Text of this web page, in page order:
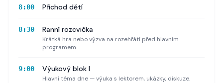
8:00 Příchod dětí
8:30 Ranní rozcvička
Krátká hra nebo výzva na rozehřátí před hlavním
programem.
9:00 Výukový blok I
Hlavní téma dne — výuka s lektorem, ukázky, diskuze.